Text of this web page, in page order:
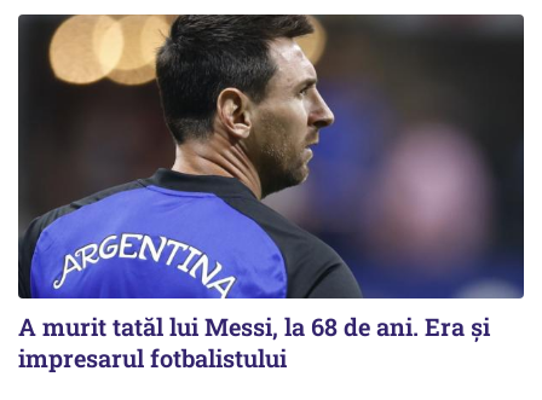
A murit tatăl lui Messi, la 68 de ani. Era și
impresarul fotbalistului